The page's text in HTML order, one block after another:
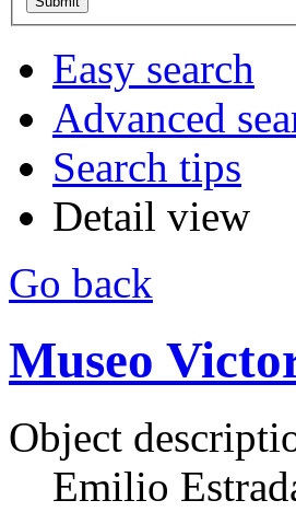
Easy search
Advanced
Search tips
Detail view
Go back
Museo
Object
Emilio